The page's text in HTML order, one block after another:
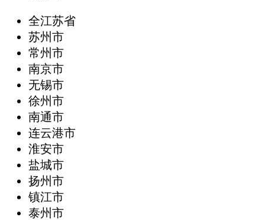
全江苏省
苏州市
常州市
南京市
无锡市
徐州市
南通市
连云港市
淮安市
盐城市
扬州市
镇江市
泰州市